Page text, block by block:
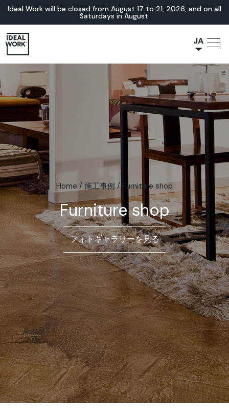
Ideal Work will be closed from August 17 to 21, 2026, and on all
Saturdays in August.
JA
FR
EN
DE
Home / 施工事例/ Furniture shop
Furniture shop
フォトギャラリーを見る